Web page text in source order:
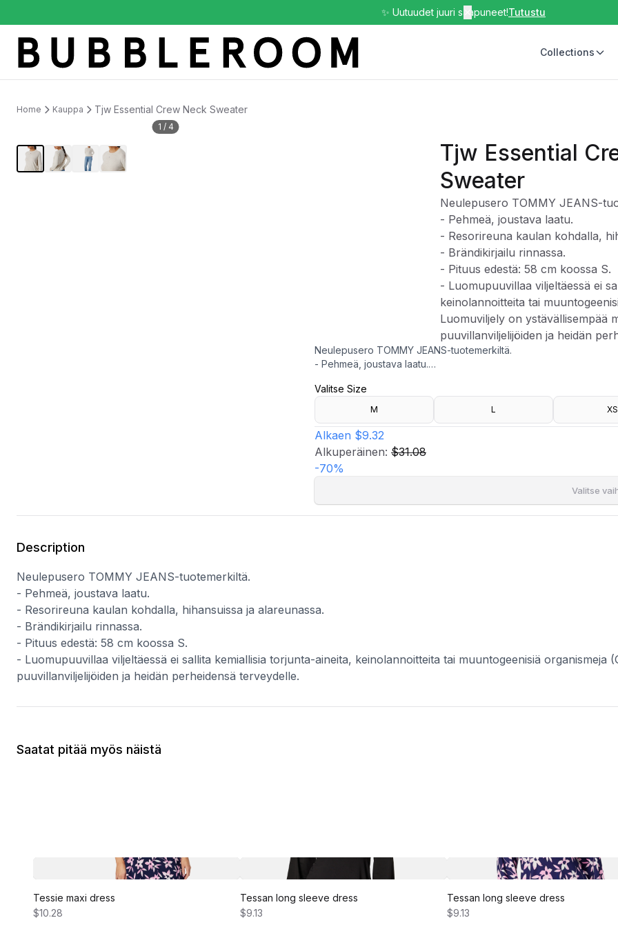
✨ Uutuudet juuri saapuneet!Tutustu
Collections
Home Kauppa Tjw Essential Crew Neck Sweater
1 / 4
Tjw Essential
Sweater
Neulepusero TOMMY JEANS-
- Pehmeä, joustava laatu.
- Resorireuna kaulan kohdalla,
- Brändikirjailu rinnassa.
- Pituus edestä: 58 cm koossa S.
- Luomupuuvillaa viljeltäessä ei
keinolannoitteita tai
Luomuviljely on ystävällisempää
puuvillanviljelijöiden ja heidän
Neulepusero TOMMY JEANS-tuotemerkiltä.
- Pehmeä, joustava laatu.
- Brändikirjailu rinnassa.
- Pituus edestä: 58 cm koossa S.
- Luomupuuvillaa viljeltäessä ei sallita kemiallisia torjunta-aineita,
Luomuviljely on ystävällisempää maapallolle sekä
Valitse Size
M L XS
Alkaen $9.32
Alkuperäinen: $31.08
-70%
Valitse
Description
Neulepusero TOMMY JEANS-tuotemerkiltä.
- Pehmeä, joustava laatu.
- Resorireuna kaulan kohdalla, hihansuissa ja alareunassa.
- Brändikirjailu rinnassa.
- Pituus edestä: 58 cm koossa S.
- Luomupuuvillaa viljeltäessä ei sallita kemiallisia torjunta-aineita, keinolannoitteita tai muuntogeenisiä organismeja
puuvillanviljelijöiden ja heidän perheidensä terveydelle.
Saatat pitää myös näistä
Tessie maxi dress
$10.28
Tessan long sleeve dress
$9.13
Tessan long sleeve dress
$9.13